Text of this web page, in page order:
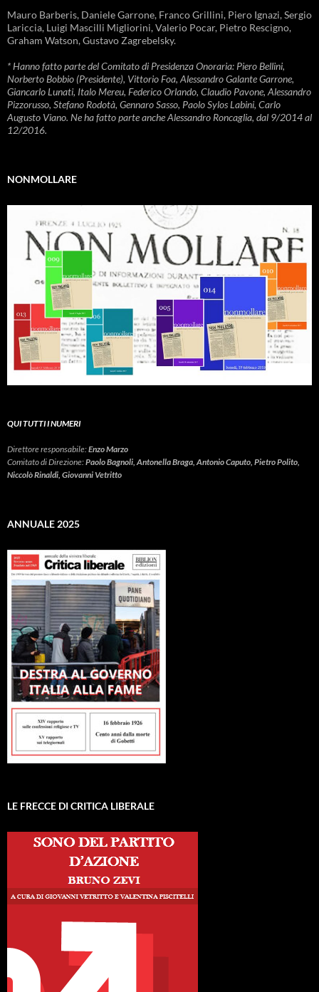
Mauro Barberis, Daniele Garrone, Franco Grillini, Piero Ignazi, Sergio
Lariccia, Luigi Mascilli Migliorini, Valerio Pocar, Pietro Rescigno,
Graham Watson, Gustavo Zagrebelsky.
* Hanno fatto parte del Comitato di Presidenza Onoraria: Piero Bellini,
Norberto Bobbio (Presidente), Vittorio Foa, Alessandro Galante Garrone,
Giancarlo Lunati, Italo Mereu, Federico Orlando, Claudio Pavone, Alessandro
Pizzorusso, Stefano Rodotà, Gennaro Sasso, Paolo Sylos Labini, Carlo
Augusto Viano. Ne ha fatto parte anche Alessandro Roncaglia, dal 9/2014 al
12/2016.
NONMOLLARE
QUI TUTTI I NUMERI
Direttore responsabile:Enzo Marzo
Comitato di Direzione:Paolo Bagnoli, Antonella Braga, Antonio Caputo, Pietro Polito,
Niccolò Rinaldi, Giovanni Vetritto
ANNUALE 2025
LE FRECCE DI CRITICA LIBERALE